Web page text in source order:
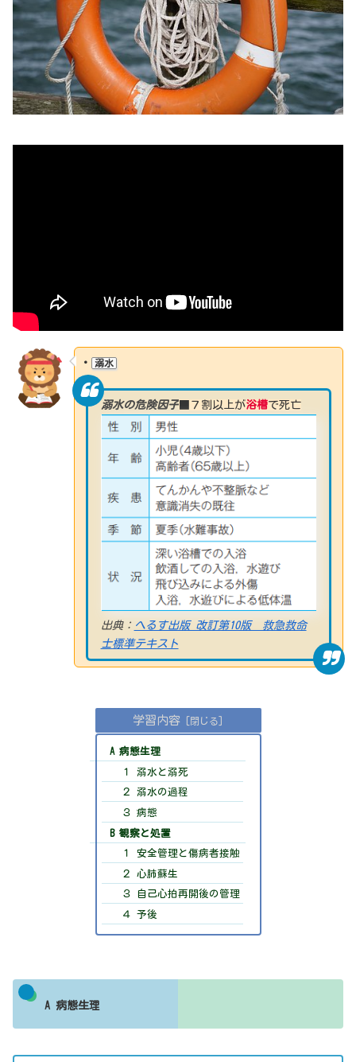
・ 溺水
溺水の危険因子■７割以上が浴槽で死亡
出典： へるす出版 改訂第10版 救急救命
士標準テキスト
学習内容
A 病態生理
１ 溺水と溺死
２ 溺水の過程
３ 病態
B 観察と処置
１ 安全管理と傷病者接触
２ 心肺蘇生
３ 自己心拍再開後の管理
４ 予後
A 病態生理